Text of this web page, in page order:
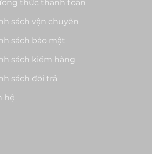
thức thanh toán
sách vận chuyển
sách bảo mật
sách kiểm hàng
sách đổi trả
hệ